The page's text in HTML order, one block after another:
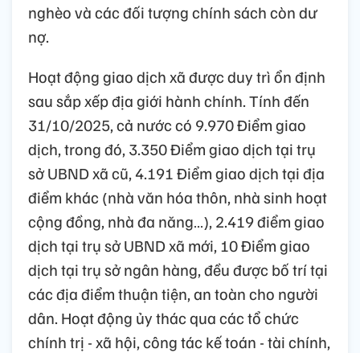
nghèo và các đối tượng chính sách còn dư
nợ.
Hoạt động giao dịch xã được duy trì ổn định
sau sắp xếp địa giới hành chính. Tính đến
31/10/2025, cả nước có 9.970 Điểm giao
dịch, trong đó, 3.350 Điểm giao dịch tại trụ
sở UBND xã cũ, 4.191 Điểm giao dịch tại địa
điểm khác (nhà văn hóa thôn, nhà sinh hoạt
cộng đồng, nhà đa năng…), 2.419 điểm giao
dịch tại trụ sở UBND xã mới, 10 Điểm giao
dịch tại trụ sở ngân hàng, đều được bố trí tại
các địa điểm thuận tiện, an toàn cho người
dân. Hoạt động ủy thác qua các tổ chức
chính trị - xã hội, công tác kế toán - tài chính,